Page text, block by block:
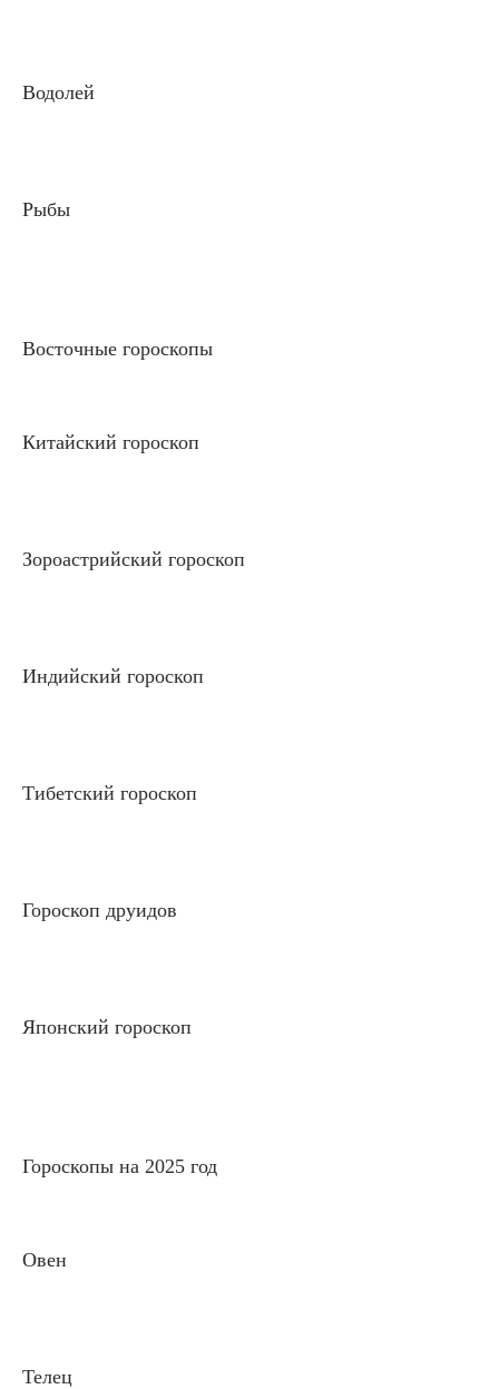
Водолей
Рыбы
Восточные гороскопы
Китайский гороскоп
Зороастрийский гороскоп
Индийский гороскоп
Тибетский гороскоп
Гороскоп друидов
Японский гороскоп
Гороскопы на 2025 год
Овен
Телец